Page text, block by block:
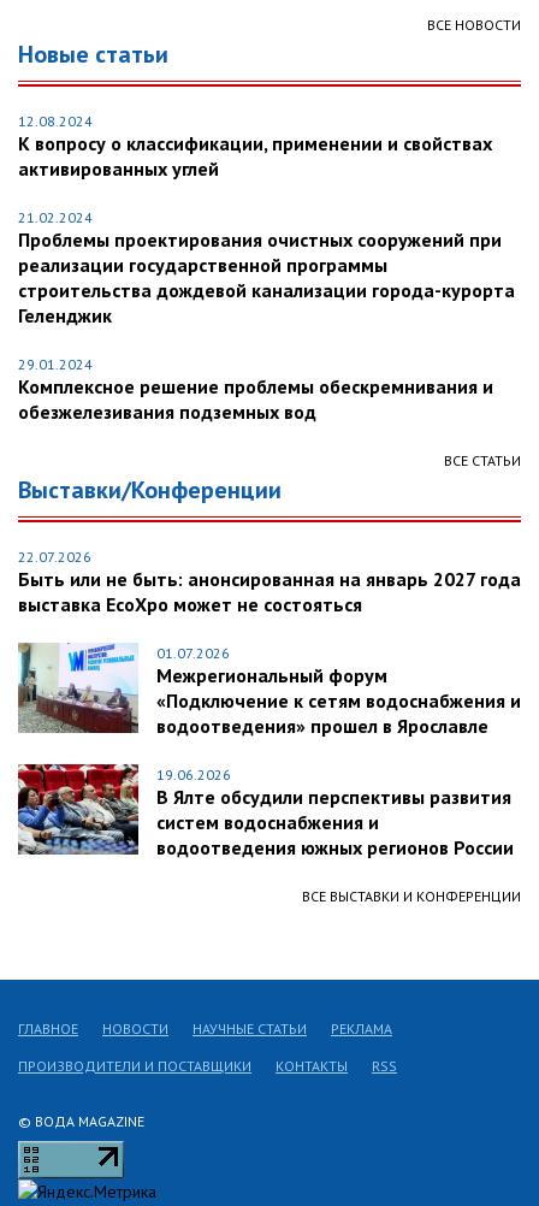
ВСЕ НОВОСТИ
Новые статьи
12.08.2024
К вопросу о классификации, применении и свойствах
активированных углей
21.02.2024
Проблемы проектирования очистных сооружений при
реализации государственной программы
строительства дождевой канализации города-курорта
Геленджик
29.01.2024
Комплексное решение проблемы обескремнивания и
обезжелезивания подземных вод
ВСЕ СТАТЬИ
Выставки/Конференции
22.07.2026
Быть или не быть: анонсированная на январь 2027 года
выставка EcoXpo может не состояться
01.07.2026
Межрегиональный форум
«Подключение к сетям водоснабжения и
водоотведения» прошел в Ярославле
19.06.2026
В Ялте обсудили перспективы развития
систем водоснабжения и
водоотведения южных регионов России
ВСЕ ВЫСТАВКИ И КОНФЕРЕНЦИИ
© ВОДА MAGAZINE
ГЛАВНОЕ НОВОСТИ НАУЧНЫЕ СТАТЬИ РЕКЛАМА
ПРОИЗВОДИТЕЛИ И ПОСТАВЩИКИ КОНТАКТЫ RSS